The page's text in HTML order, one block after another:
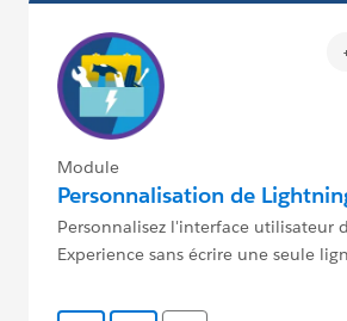
Module
Personnalisation de
Personnalisez l'interface utilisateur
Experience sans écrire une seule